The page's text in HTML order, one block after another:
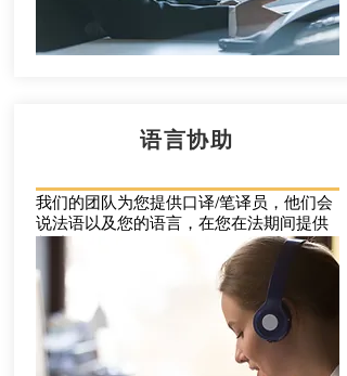
语言协助
我们的团队为您提供口译/笔译员，他们会
说法语以及您的语言，在您在法期间提供
例如，您需要翻译行政信件，约会时您需
要翻译陪同，您想与您孩子的老师聊天，
您需漠栁填写暘玡